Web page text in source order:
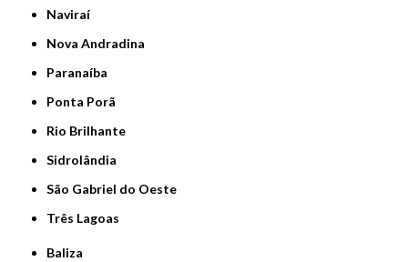
Naviraí
Nova Andradina
Paranaíba
Ponta Porã
Rio Brilhante
Sidrolândia
São Gabriel do Oeste
Três Lagoas
Baliza